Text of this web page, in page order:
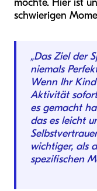
möchte. Hier ist
schwierigen
„Das Ziel der
niemals
Wenn Ihr
Aktivität
es gemacht
das es leicht
wichtiger, als
spezifischen